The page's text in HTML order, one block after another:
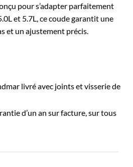
pour s’adapter parfaitement
et 5.7L, ce coude garantit une
et un ajustement précis.
livré avec joints et visserie de
d’un an sur facture, sur tous